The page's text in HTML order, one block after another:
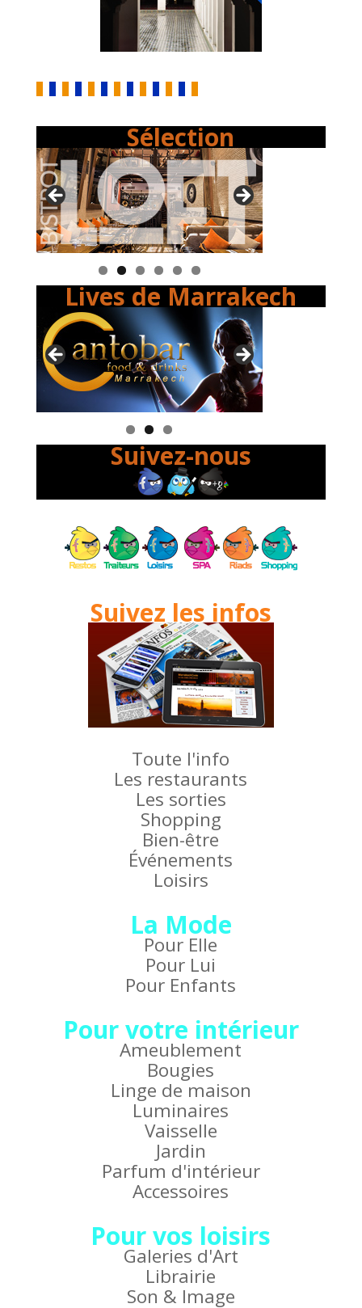
Sélection
Lives de Marrakech
Suivez-nous
Suivez les infos
Toute l'info
Les restaurants
Les sorties
Shopping
Bien-être
Événements
Loisirs
La Mode
Pour Elle
Pour Lui
Pour Enfants
Pour votre intérieur
Ameublement
Bougies
Linge de maison
Luminaires
Vaisselle
Jardin
Parfum d'intérieur
Accessoires
Pour vos loisirs
Galeries d'Art
Librairie
Son & Image